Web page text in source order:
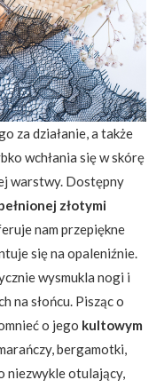
za działanie, a także
wchłania się w skórę
warstwy. Dostępny
złotymi
nam przepiękne
się na opaleniźnie.
wysmukla nogi i
na słońcu. Pisząc o
o jego kultowym
bergamotki,
niezwykle otulający,